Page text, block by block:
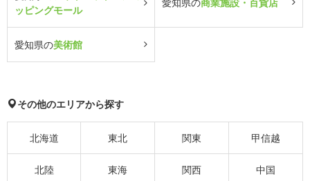
ッピングモール
愛知県の美術館
その他のエリアから探す
北海道 東北 関東 甲信越
北陸 東海 関西 中国